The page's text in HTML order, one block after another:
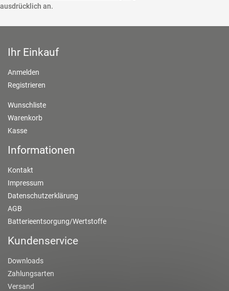
ausdrücklich an.
Ihr Einkauf
Anmelden
Registrieren
Wunschliste
Warenkorb
Kasse
Informationen
Kontakt
Impressum
Datenschutzerklärung
AGB
Batterieentsorgung/Wertstoffe
Kundenservice
Downloads
Zahlungsarten
Versand